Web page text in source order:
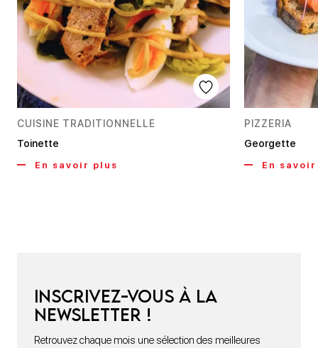
CUISINE TRADITIONNELLE
Toinette
En savoir plus
PIZZERIA
Georgette
En
Inscrivez-vous à la
newsletter !
Retrouvez chaque mois une sélection des meilleures